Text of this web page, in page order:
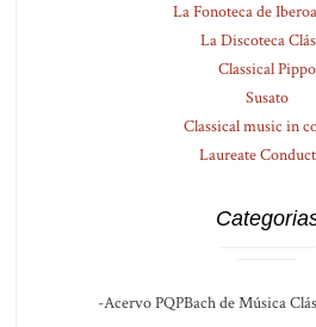
La Fonoteca de
La Discoteca
Classical Pippo
Susato
Classical music in
Laureate
-Acervo PQPBach de Música